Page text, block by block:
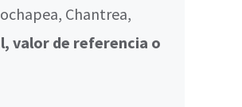
Chantrea,
valor de referencia o